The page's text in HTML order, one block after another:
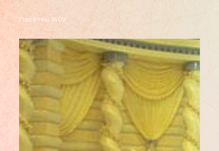
Посетен: 1409